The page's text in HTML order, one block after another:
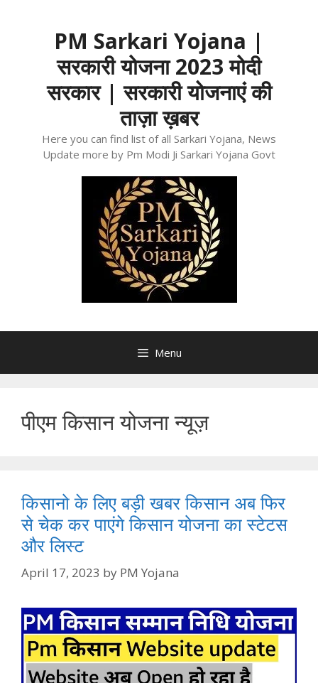
PM Sarkari Yojana |
सरकारी योजना 2023 मोदी
सरकार | सरकारी योजनाएं की
ताज़ा ख़बर
Here you can find list of all Sarkari Yojana, News
Update more by Pm Modi Ji Sarkari Yojana Govt
Menu
पीएम किसान योजना न्यूज़
किसानो के लिए बड़ी खबर किसान अब फिर
से चेक कर पाएंगे किसान योजना का स्टेटस
और लिस्ट
April 17, 2023 by PM Yojana